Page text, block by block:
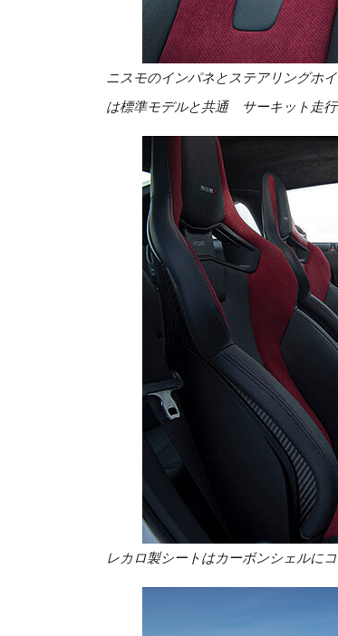
ニスモのインパネとステアリングホ
は標準モデルと共通 サーキット走
レカロ製シートはカーボンシェルに